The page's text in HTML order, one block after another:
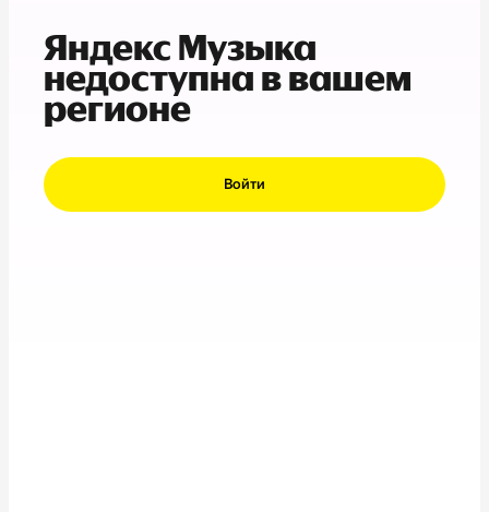
Яндекс Музыка
недоступна в вашем
регионе
Войти